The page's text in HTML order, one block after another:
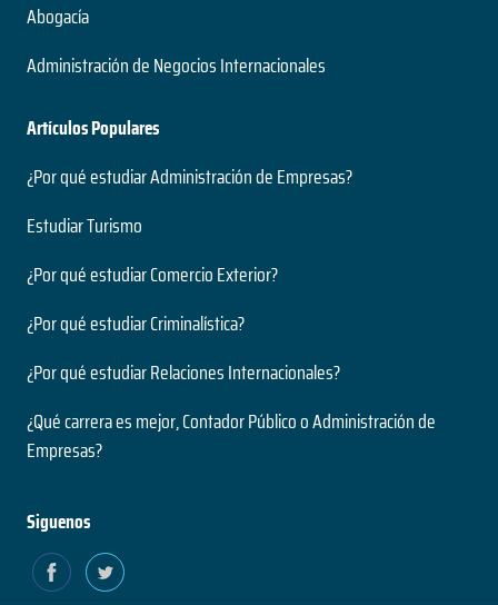
Abogacía
Administración de Negocios Internacionales
Artículos Populares
¿Por qué estudiar Administración de Empresas?
Estudiar Turismo
¿Por qué estudiar Comercio Exterior?
¿Por qué estudiar Criminalística?
¿Por qué estudiar Relaciones Internacionales?
¿Qué carrera es mejor, Contador Público o Administración de
Empresas?
Siguenos